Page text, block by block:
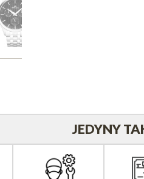
JEDYNY